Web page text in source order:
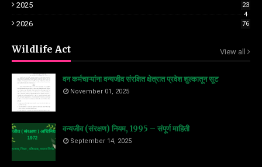
2025
23
4
2026 76
Wildlife Act View all
वन कर्मचाऱ्यांना वन्यजीव संरक्षित क्षेत्रात प्रवेश शुल्कातून सूट
November 01, 2025
वन्यजीव (संरक्षण) नियम, 1995 – संपूर्ण माहिती
September 14, 2025